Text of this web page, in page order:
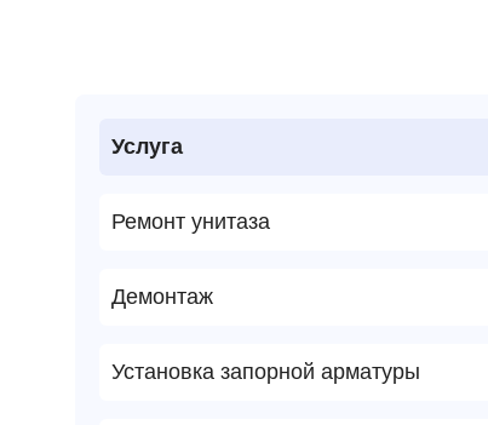
Услуга
Ремонт унитаза
Демонтаж
Установка запорной арматуры